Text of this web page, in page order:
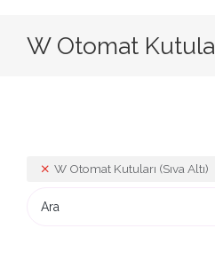
W Otomat
W Otomat Kutuları (Sıva Altı)